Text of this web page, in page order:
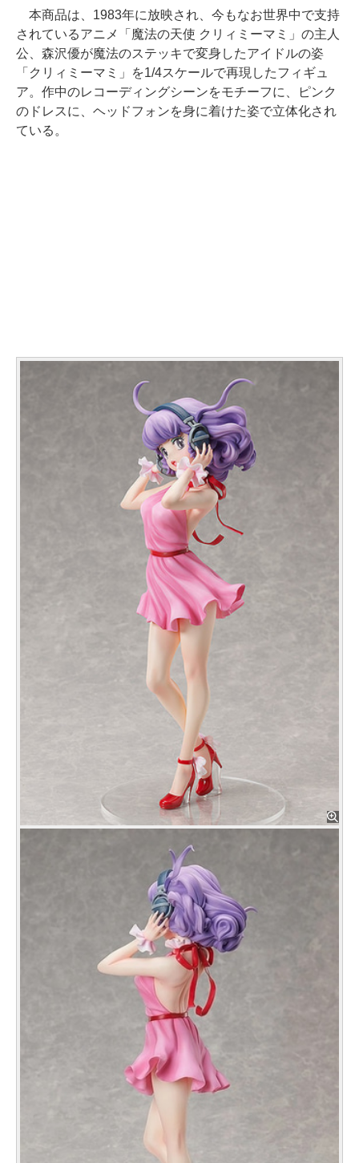
本商品は、1983年に放映され、今もなお世界中で支持
されているアニメ「魔法の天使 クリィミーマミ」の主人
公、森沢優が魔法のステッキで変身したアイドルの姿
「クリィミーマミ」を1/4スケールで再現したフィギュ
ア。作中のレコーディングシーンをモチーフに、ピンク
のドレスに、ヘッドフォンを身に着けた姿で立体化され
ている。